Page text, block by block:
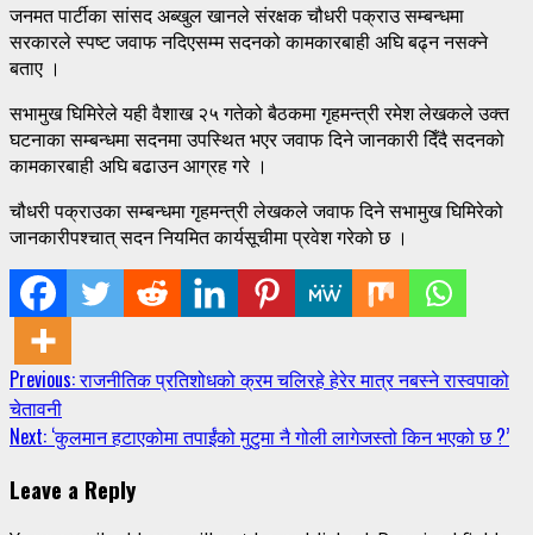
जनमत पार्टीका सांसद अब्खुल खानले संरक्षक चौधरी पक्राउ सम्बन्धमा
सरकारले स्पष्ट जवाफ नदिएसम्म सदनको कामकारबाही अघि बढ्न नसक्ने
बताए ।
सभामुख घिमिरेले यही वैशाख २५ गतेको बैठकमा गृहमन्त्री रमेश लेखकले उक्त
घटनाका सम्बन्धमा सदनमा उपस्थित भएर जवाफ दिने जानकारी दिँदै सदनको
कामकारबाही अघि बढाउन आग्रह गरे ।
चौधरी पक्राउका सम्बन्धमा गृहमन्त्री लेखकले जवाफ दिने सभामुख घिमिरेको
जानकारीपश्चात् सदन नियमित कार्यसूचीमा प्रवेश गरेको छ ।
Continue
Reading
Previous:राजनीतिक प्रतिशोधको क्रम चलिरहे हेरेर मात्र नबस्ने रास्वपाको
चेतावनी
Next: ‘कुलमान हटाएकोमा तपाईंको मुटुमा नै गोली लागेजस्तो किन भएको छ ?’
Leave a Reply